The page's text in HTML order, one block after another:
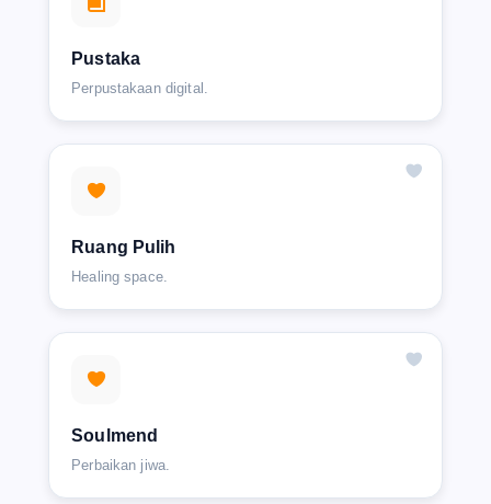
Pustaka
Perpustakaan digital.
Ruang Pulih
Healing space.
Soulmend
Perbaikan jiwa.